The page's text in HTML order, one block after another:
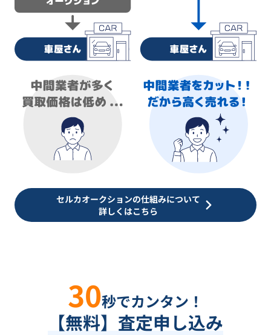
セルカオークションの仕組みについて
詳しくはこちら
30秒でカンタン！
【無料】査定申し込み